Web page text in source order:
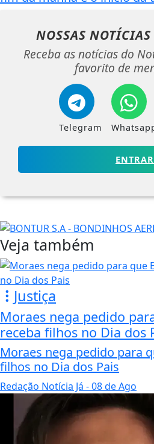
NOSSAS NOTÍCIAS
Receba as notícias do
favorito de
Telegram
ENTRAR
Veja também
Justiça
Moraes nega pedido
receba filhos no Dia dos
Moraes nega pedido para
filhos no Dia dos Pais
Redação Notícia Já - 08 de Ago